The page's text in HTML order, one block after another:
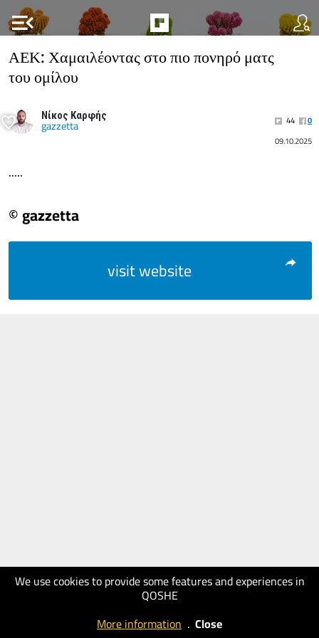
menu_open
We use cookies to provide some features and experiences in
QOSHE
More information . Close
ΑΕΚ: Χαμαιλέοντας στο πιο πονηρό ματς
του ομίλου
Νίκος Καρφής
gazzetta 44
0
09.10.2025
.....
© gazzetta
visit website